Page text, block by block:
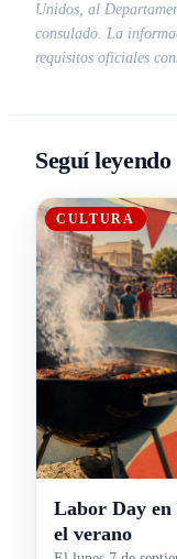
Unidos, al
consulado. La
requisitos oficiales
Seguí leyendo
CULTURA
Labor Day
el verano